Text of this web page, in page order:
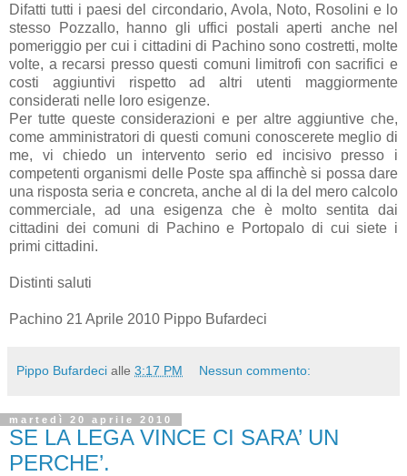
Difatti tutti i paesi del circondario, Avola, Noto, Rosolini e lo
stesso Pozzallo, hanno gli uffici postali aperti anche nel
pomeriggio per cui i cittadini di Pachino sono costretti, molte
volte, a recarsi presso questi comuni limitrofi con sacrifici e
costi aggiuntivi rispetto ad altri utenti maggiormente
considerati nelle loro esigenze.
Per tutte queste considerazioni e per altre aggiuntive che,
come amministratori di questi comuni conoscerete meglio di
me, vi chiedo un intervento serio ed incisivo presso i
competenti organismi delle Poste spa affinchè si possa dare
una risposta seria e concreta, anche al di la del mero calcolo
commerciale, ad una esigenza che è molto sentita dai
cittadini dei comuni di Pachino e Portopalo di cui siete i
primi cittadini.
Distinti saluti
Pachino 21 Aprile 2010 Pippo Bufardeci
Pippo Bufardeci alle 3:17 PM Nessun commento:
martedì 20 aprile 2010
SE LA LEGA VINCE CI SARA’ UN
PERCHE’.